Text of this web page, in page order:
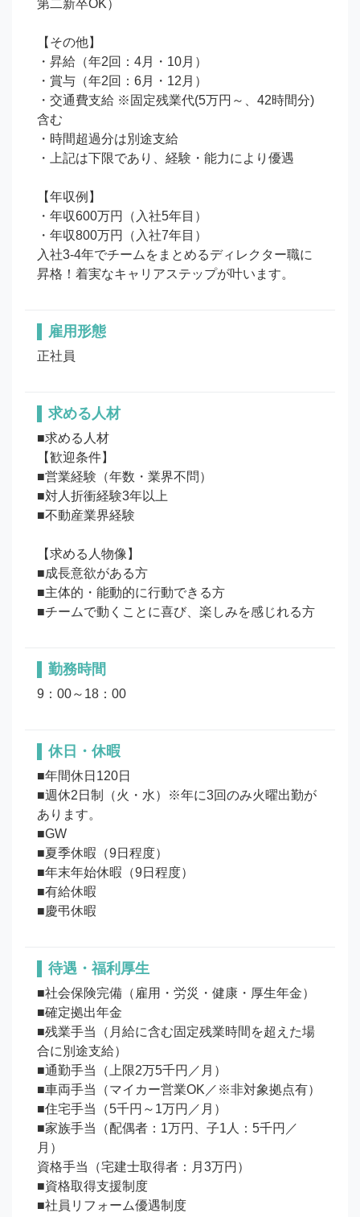
第二新卒OK）
【その他】
・昇給（年2回：4月・10月）
・賞与（年2回：6月・12月）
・交通費支給 ※固定残業代(5万円～、42時間分)
含む
・時間超過分は別途支給
・上記は下限であり、経験・能力により優遇
【年収例】
・年収600万円（入社5年目）
・年収800万円（入社7年目）
入社3-4年でチームをまとめるディレクター職に
昇格！着実なキャリアステップが叶います。
雇用形態
正社員
求める人材
■求める人材
【歓迎条件】
■営業経験（年数・業界不問）
■対人折衝経験3年以上
■不動産業界経験
【求める人物像】
■成長意欲がある方
■主体的・能動的に行動できる方
勤務時間
9：00～18：00
休日・休暇
■年間休日120日
■週休2日制（火・水）※年に3回のみ火曜出勤が
あります。
■GW
■夏季休暇（9日程度）
■年末年始休暇（9日程度）
■有給休暇
待遇・福利厚生
■社会保険完備（雇用・労災・健康・厚生年金）
■確定拠出年金
■残業手当（月給に含む固定残業時間を超えた場
合に別途支給）
■通勤手当（上限2万5千円／月）
■車両手当（マイカー営業OK／※非対象拠点有）
■住宅手当（5千円～1万円／月）
■家族手当（配偶者：1万円、子1人：5千円／
月）
資格手当（宅建士取得者：月3万円）
■資格取得支援制度
■社員リフォーム優遇制度